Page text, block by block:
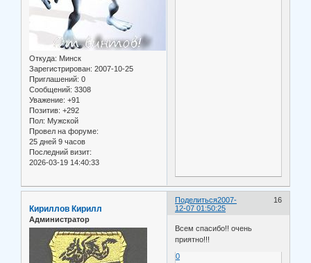
Откуда: Минск
Зарегистрирован: 2007-10-25
Приглашений: 0
Сообщений: 3308
Уважение: +91
Позитив: +292
Пол: Мужской
Провел на форуме:
25 дней 9 часов
Последний визит:
2026-03-19 14:40:33
Поделиться 16
2007-
12-07 01:50:25
Кириллов Кирилл
Администратор
Всем спасибо!! очень
приятно!!!
0